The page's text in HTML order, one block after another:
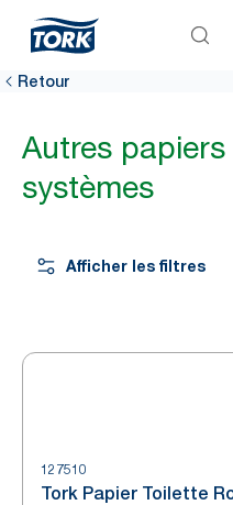
Retour
Autres
systèmes
Afficher les filtres
127510
Tork Papier Toilette